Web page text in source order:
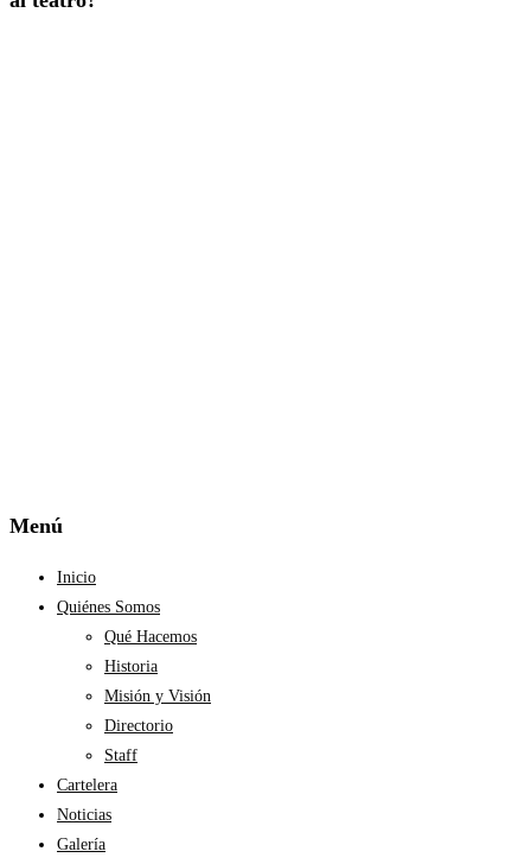
Menú
Inicio
Quiénes Somos
Qué Hacemos
Historia
Misión y Visión
Directorio
Staff
Cartelera
Noticias
Galería